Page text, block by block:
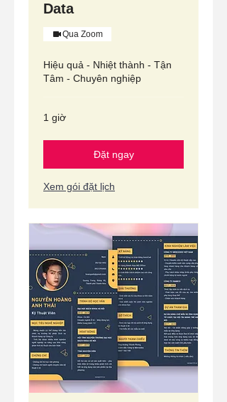
Data
Qua Zoom
Hiệu quả - Nhiệt thành - Tận
Tâm - Chuyên nghiệp
1 giờ
Đặt ngay
Xem gói đặt lịch